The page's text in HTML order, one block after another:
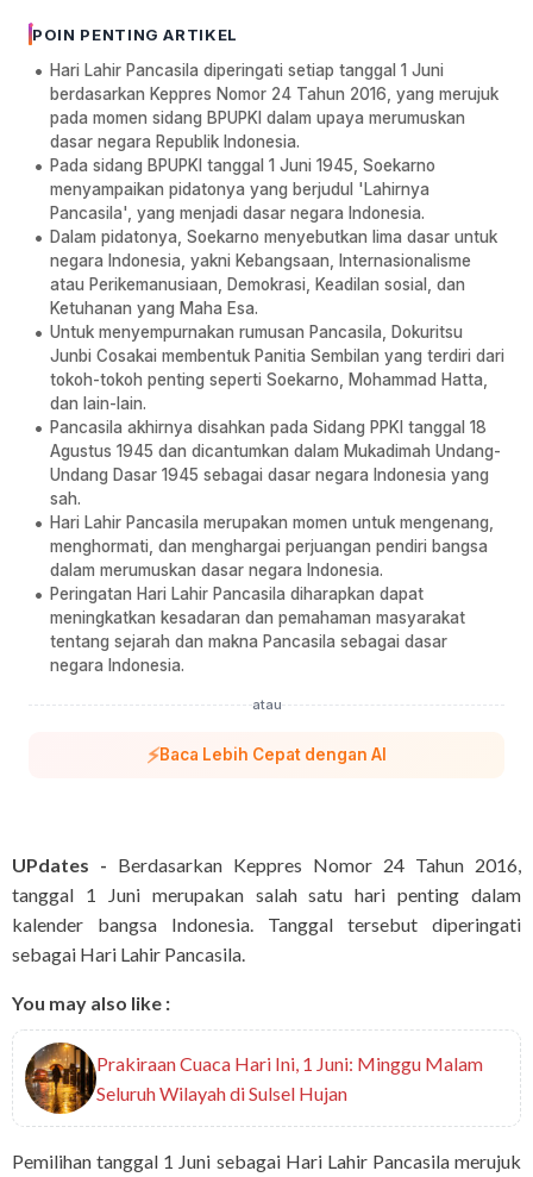
POIN PENTING ARTIKEL
Hari Lahir Pancasila diperingati setiap tanggal 1 Juni
berdasarkan Keppres Nomor 24 Tahun 2016, yang merujuk
pada momen sidang BPUPKI dalam upaya merumuskan
dasar negara Republik Indonesia.
Pada sidang BPUPKI tanggal 1 Juni 1945, Soekarno
menyampaikan pidatonya yang berjudul 'Lahirnya
Pancasila', yang menjadi dasar negara Indonesia.
Dalam pidatonya, Soekarno menyebutkan lima dasar untuk
negara Indonesia, yakni Kebangsaan, Internasionalisme
atau Perikemanusiaan, Demokrasi, Keadilan sosial, dan
Ketuhanan yang Maha Esa.
Untuk menyempurnakan rumusan Pancasila, Dokuritsu
Junbi Cosakai membentuk Panitia Sembilan yang terdiri dari
tokoh-tokoh penting seperti Soekarno, Mohammad Hatta,
dan lain-lain.
Pancasila akhirnya disahkan pada Sidang PPKI tanggal 18
Agustus 1945 dan dicantumkan dalam Mukadimah Undang-
Undang Dasar 1945 sebagai dasar negara Indonesia yang
sah.
Hari Lahir Pancasila merupakan momen untuk mengenang,
menghormati, dan menghargai perjuangan pendiri bangsa
dalam merumuskan dasar negara Indonesia.
Peringatan Hari Lahir Pancasila diharapkan dapat
meningkatkan kesadaran dan pemahaman masyarakat
tentang sejarah dan makna Pancasila sebagai dasar
negara Indonesia.
atau
⚡Baca Lebih Cepat dengan AI
UPdates - Berdasarkan Keppres Nomor 24 Tahun 2016,
tanggal 1 Juni merupakan salah satu hari penting dalam
kalender bangsa Indonesia. Tanggal tersebut diperingati
sebagai Hari Lahir Pancasila.
You may also like :
Prakiraan Cuaca Hari Ini, 1 Juni: Minggu Malam
Seluruh Wilayah di Sulsel Hujan
Pemilihan tanggal 1 Juni sebagai Hari Lahir Pancasila merujuk